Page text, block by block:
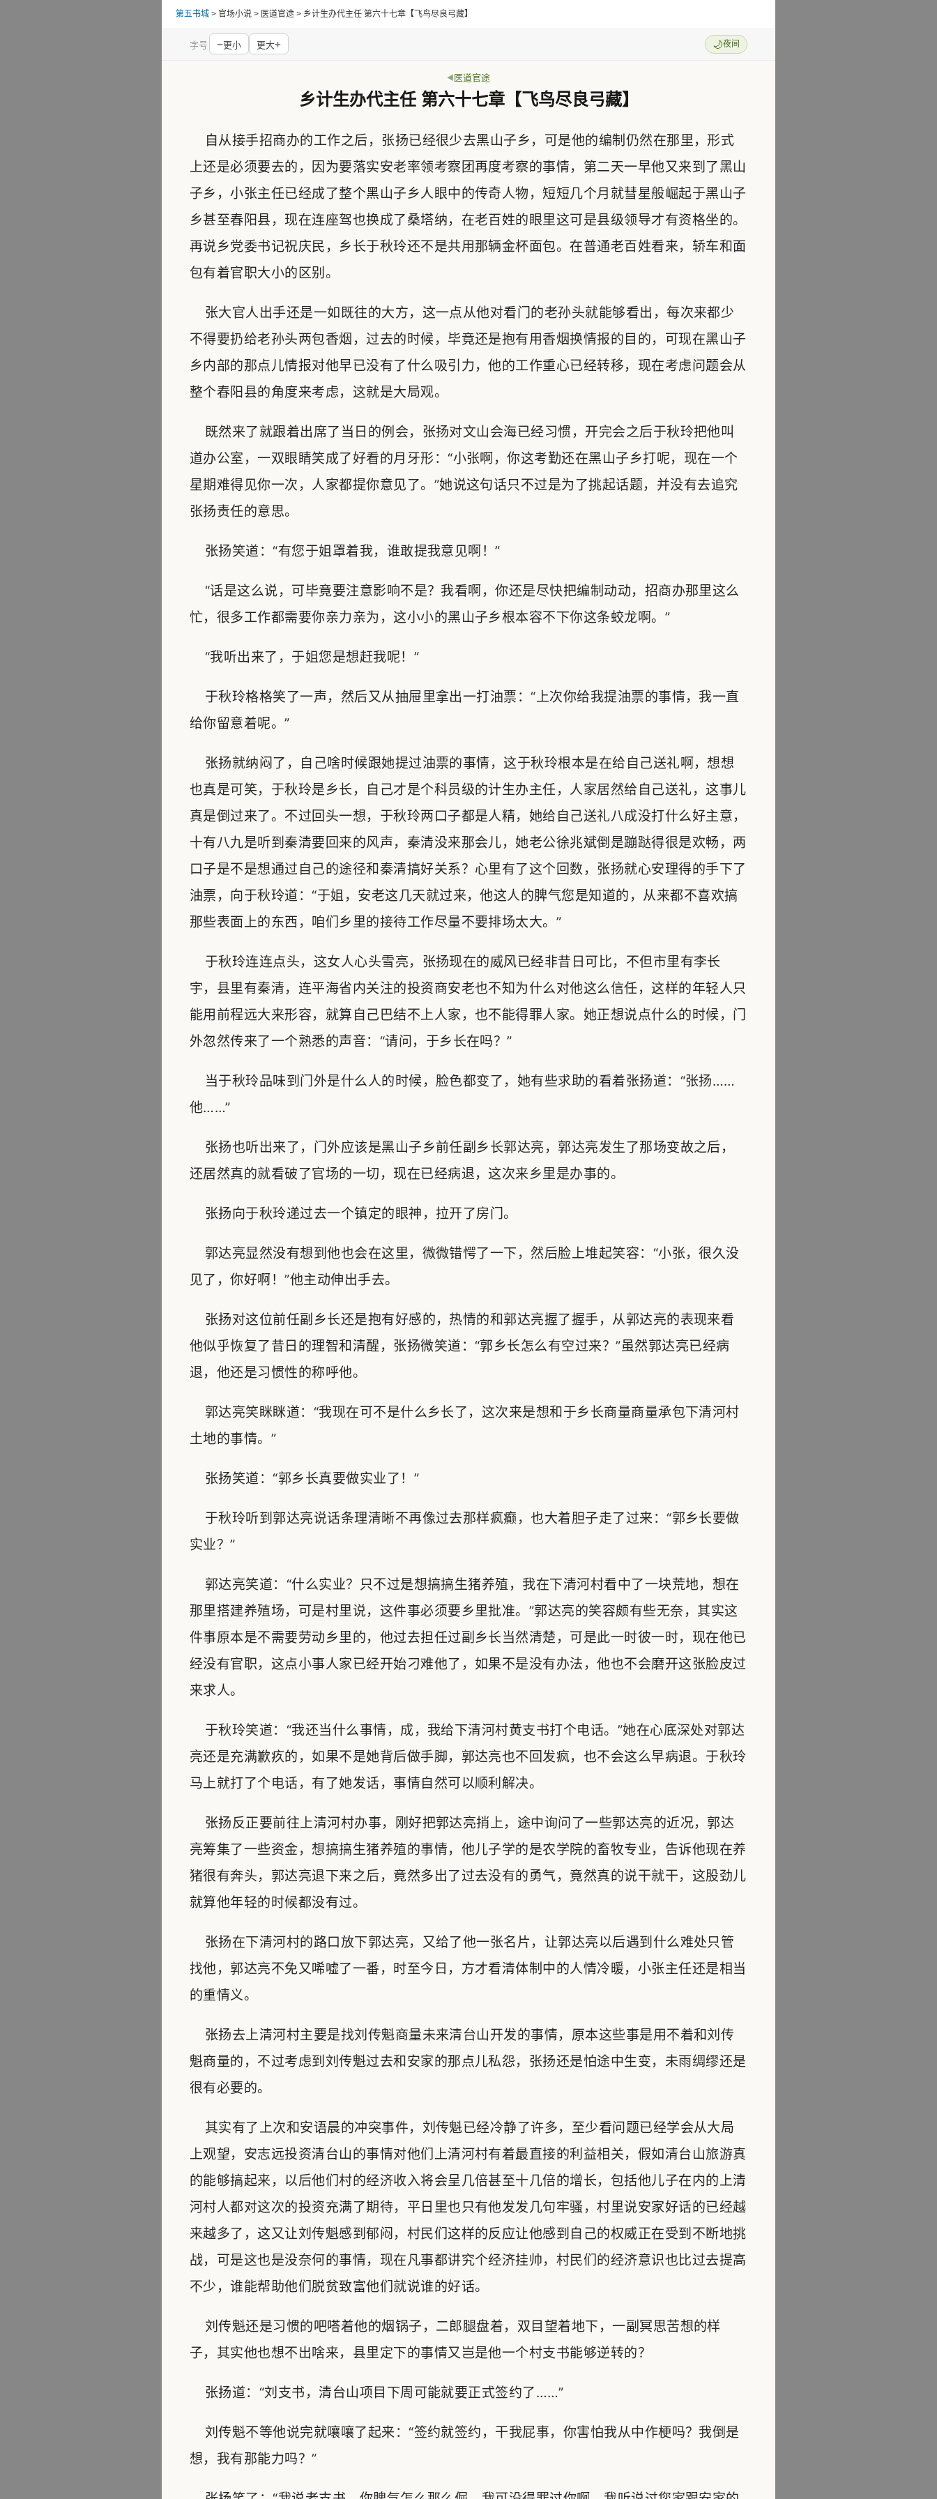
第五书城 > 官场小说 > 医道官途 > 乡计生办代主任 第六十七章【飞鸟尽良弓藏】
字号 −更小 更大+ 🌙夜间
医道官途
乡计生办代主任 第六十七章【飞鸟尽良弓藏】
自从接手招商办的工作之后，张扬已经很少去黑山子乡，可是他的编制仍然在那里，形式
上还是必须要去的，因为要落实安老率领考察团再度考察的事情，第二天一早他又来到了黑山
子乡，小张主任已经成了整个黑山子乡人眼中的传奇人物，短短几个月就彗星般崛起于黑山子
乡甚至春阳县，现在连座驾也换成了桑塔纳，在老百姓的眼里这可是县级领导才有资格坐的。
再说乡党委书记祝庆民，乡长于秋玲还不是共用那辆金杯面包。在普通老百姓看来，轿车和面
包有着官职大小的区别。
张大官人出手还是一如既往的大方，这一点从他对看门的老孙头就能够看出，每次来都少
不得要扔给老孙头两包香烟，过去的时候，毕竟还是抱有用香烟换情报的目的，可现在黑山子
乡内部的那点儿情报对他早已没有了什么吸引力，他的工作重心已经转移，现在考虑问题会从
整个春阳县的角度来考虑，这就是大局观。
既然来了就跟着出席了当日的例会，张扬对文山会海已经习惯，开完会之后于秋玲把他叫
道办公室，一双眼睛笑成了好看的月牙形：“小张啊，你这考勤还在黑山子乡打呢，现在一个
星期难得见你一次，人家都提你意见了。”她说这句话只不过是为了挑起话题，并没有去追究
张扬责任的意思。
张扬笑道：“有您于姐罩着我，谁敢提我意见啊！”
“话是这么说，可毕竟要注意影响不是？我看啊，你还是尽快把编制动动，招商办那里这么
忙，很多工作都需要你亲力亲为，这小小的黑山子乡根本容不下你这条蛟龙啊。”
“我听出来了，于姐您是想赶我呢！”
于秋玲格格笑了一声，然后又从抽屉里拿出一打油票：“上次你给我提油票的事情，我一直
给你留意着呢。”
张扬就纳闷了，自己啥时候跟她提过油票的事情，这于秋玲根本是在给自己送礼啊，想想
也真是可笑，于秋玲是乡长，自己才是个科员级的计生办主任，人家居然给自己送礼，这事儿
真是倒过来了。不过回头一想，于秋玲两口子都是人精，她给自己送礼八成没打什么好主意，
十有八九是听到秦清要回来的风声，秦清没来那会儿，她老公徐兆斌倒是蹦跶得很是欢畅，两
口子是不是想通过自己的途径和秦清搞好关系？心里有了这个回数，张扬就心安理得的手下了
油票，向于秋玲道：“于姐，安老这几天就过来，他这人的脾气您是知道的，从来都不喜欢搞
那些表面上的东西，咱们乡里的接待工作尽量不要排场太大。”
于秋玲连连点头，这女人心头雪亮，张扬现在的威风已经非昔日可比，不但市里有李长
宇，县里有秦清，连平海省内关注的投资商安老也不知为什么对他这么信任，这样的年轻人只
能用前程远大来形容，就算自己巴结不上人家，也不能得罪人家。她正想说点什么的时候，门
外忽然传来了一个熟悉的声音：“请问，于乡长在吗？”
当于秋玲品味到门外是什么人的时候，脸色都变了，她有些求助的看着张扬道：“张扬……
他……”
张扬也听出来了，门外应该是黑山子乡前任副乡长郭达亮，郭达亮发生了那场变故之后，
还居然真的就看破了官场的一切，现在已经病退，这次来乡里是办事的。
张扬向于秋玲递过去一个镇定的眼神，拉开了房门。
郭达亮显然没有想到他也会在这里，微微错愕了一下，然后脸上堆起笑容：“小张，很久没
见了，你好啊！”他主动伸出手去。
张扬对这位前任副乡长还是抱有好感的，热情的和郭达亮握了握手，从郭达亮的表现来看
他似乎恢复了昔日的理智和清醒，张扬微笑道：“郭乡长怎么有空过来？”虽然郭达亮已经病
退，他还是习惯性的称呼他。
郭达亮笑眯眯道：“我现在可不是什么乡长了，这次来是想和于乡长商量商量承包下清河村
土地的事情。”
张扬笑道：“郭乡长真要做实业了！”
于秋玲听到郭达亮说话条理清晰不再像过去那样疯癫，也大着胆子走了过来：“郭乡长要做
实业？”
郭达亮笑道：“什么实业？只不过是想搞搞生猪养殖，我在下清河村看中了一块荒地，想在
那里搭建养殖场，可是村里说，这件事必须要乡里批准。”郭达亮的笑容颇有些无奈，其实这
件事原本是不需要劳动乡里的，他过去担任过副乡长当然清楚，可是此一时彼一时，现在他已
经没有官职，这点小事人家已经开始刁难他了，如果不是没有办法，他也不会磨开这张脸皮过
来求人。
于秋玲笑道：“我还当什么事情，成，我给下清河村黄支书打个电话。”她在心底深处对郭达
亮还是充满歉疚的，如果不是她背后做手脚，郭达亮也不回发疯，也不会这么早病退。于秋玲
马上就打了个电话，有了她发话，事情自然可以顺利解决。
张扬反正要前往上清河村办事，刚好把郭达亮捎上，途中询问了一些郭达亮的近况，郭达
亮筹集了一些资金，想搞搞生猪养殖的事情，他儿子学的是农学院的畜牧专业，告诉他现在养
猪很有奔头，郭达亮退下来之后，竟然多出了过去没有的勇气，竟然真的说干就干，这股劲儿
就算他年轻的时候都没有过。
张扬在下清河村的路口放下郭达亮，又给了他一张名片，让郭达亮以后遇到什么难处只管
找他，郭达亮不免又唏嘘了一番，时至今日，方才看清体制中的人情冷暖，小张主任还是相当
的重情义。
张扬去上清河村主要是找刘传魁商量未来清台山开发的事情，原本这些事是用不着和刘传
魁商量的，不过考虑到刘传魁过去和安家的那点儿私怨，张扬还是怕途中生变，未雨绸缪还是
很有必要的。
其实有了上次和安语晨的冲突事件，刘传魁已经冷静了许多，至少看问题已经学会从大局
上观望，安志远投资清台山的事情对他们上清河村有着最直接的利益相关，假如清台山旅游真
的能够搞起来，以后他们村的经济收入将会呈几倍甚至十几倍的增长，包括他儿子在内的上清
河村人都对这次的投资充满了期待，平日里也只有他发发几句牢骚，村里说安家好话的已经越
来越多了，这又让刘传魁感到郁闷，村民们这样的反应让他感到自己的权威正在受到不断地挑
战，可是这也是没奈何的事情，现在凡事都讲究个经济挂帅，村民们的经济意识也比过去提高
不少，谁能帮助他们脱贫致富他们就说谁的好话。
刘传魁还是习惯的吧嗒着他的烟锅子，二郎腿盘着，双目望着地下，一副冥思苦想的样
子，其实他也想不出啥来，县里定下的事情又岂是他一个村支书能够逆转的？
张扬道：“刘支书，清台山项目下周可能就要正式签约了……”
刘传魁不等他说完就嚷嚷了起来：“签约就签约，干我屁事，你害怕我从中作梗吗？我倒是
想，我有那能力吗？”